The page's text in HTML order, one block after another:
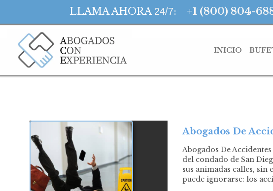
LLAMA AHORA 24/7: +1 (800) 804-
INICIO
Abogados De
Abogados De
del condado de San
sus animadas calles,
puede ignorarse: los